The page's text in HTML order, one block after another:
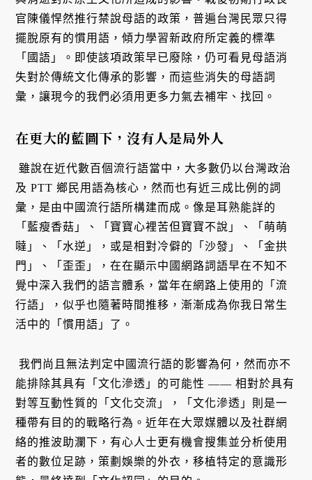
官陳儀悍然推行禁說母語的政策，普遍台灣民眾只得
擺脫原有的慣用語，傾力學習新政府所定義的標準
「國語」。即使該項政策早已廢除，仍可看見母語消
失對於傳統文化傳承的影響，而這些消失的母語詞
彙，讓現今的我們必須用更多力氣去補牢、找回。
在更大的藍圖下，沒有人是局外人
雖說在近代數百個流行語當中，大多數仍以台灣政治
及 PTT 鄉民用語為核心，然而也有近三成比例的詞
彙，是由中國流行語所構建而成。像是耳熟能詳的
「藍瘦香菇」、「寶寶心裡苦但寶寶不說」、「萌萌
噠」、「水逆」，或是相對冷僻的「沙發」、「金拱
門」、「歪歪」，在在顯示中國網路詞語早在不知不
覺中深入我們的語言體系，當年在網路上使用的「流
行語」，似乎也隨著時間推移，漸漸成為你我日常生
活中的「慣用語」了。
我們尚且無法判定中國流行語的影響為何，然而亦不
能排除其具有「文化滲透」的可能性 —— 相對於具有
對等互動性質的「文化交流」，「文化滲透」則是一
種帶有目的的戰略行為。近年在大眾媒體以及社群網
絡的推波助瀾下，有心人士更有機會搜集並分析使用
者的數位足跡，策劃娛樂的外衣，移植特定的意識形